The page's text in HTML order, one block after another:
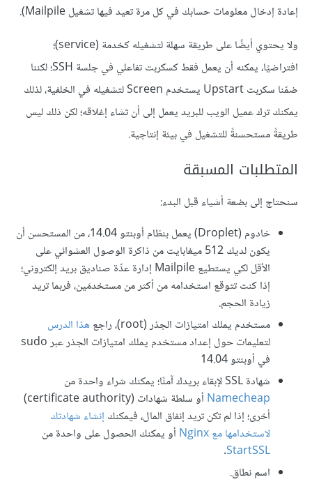
إعادة إدخال معلومات حسابك في كل مرة تعيد فيها تشغيل Mailpile).
ولا يحتوي أيضًا على طريقة سهلة لتشغيله كخدمة (service)؛
افتراضيًا، يمكنه أن يعمل فقط كسكربت تفاعلي في جلسة SSH؛ لكننا
ضمّنا سكربت Upstart يستخدم Screen لتشغيله في الخلفية، لذلك
يمكنك ترك عميل الويب للبريد يعمل إلى أن تشاء إغلاقه؛ لكن ذلك ليس
طريقةً مستحسنةً للتشغيل في بيئة إنتاجية.
المتطلبات المسبقة
سنحتاج إلى بضعة أشياء قبل البدء:
خادوم (Droplet) يعمل بنظام أوبنتو 14.04، من المستحسن أن
يكون لديك 512 ميغابايت من ذاكرة الوصول العشوائي على
الأقل لكي يستطيع Mailpile إدارة عدِّة صناديق بريد إلكتروني؛
إذا كنت تتوقع استخدامه من أكثر من مستخدمَين، فربما تريد
زيادة الحجم.
مستخدم يملك امتيازات الجذر (root)، راجع
هذا الدرس
لتعليمات حول إعداد مستخدم يملك امتيازات الجذر عبر sudo
في أوبنتو 14.04
شهادة SSL لإبقاء بريدك آمنًا؛ يمكنك شراء واحدة من
Namecheap
أو سلطة شهادات (certificate authority)
أخرى؛ إذا لم تكن تريد إنفاق المال، فيمكنك إنشاء شهادتك
لاستخدامها معNginx أو يمكنك الحصول على واحدة من
StartSSL
.
اسم نطاق.